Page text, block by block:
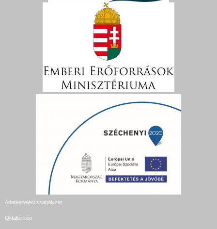
Adatkezelési szabályzat
Oldaltérkép